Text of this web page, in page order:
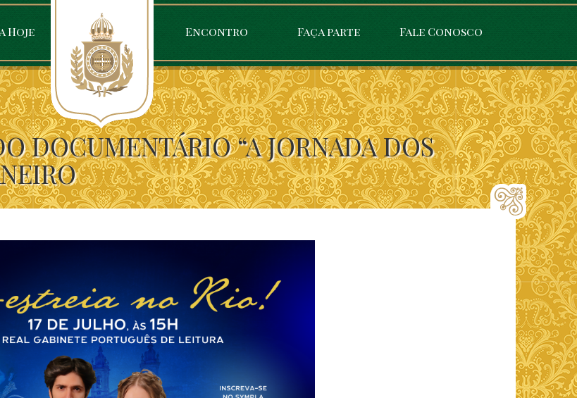
Hoje Encontro Faça parte Fale Conosco
DOCUMENTÁRIO “A JORNADA DOS